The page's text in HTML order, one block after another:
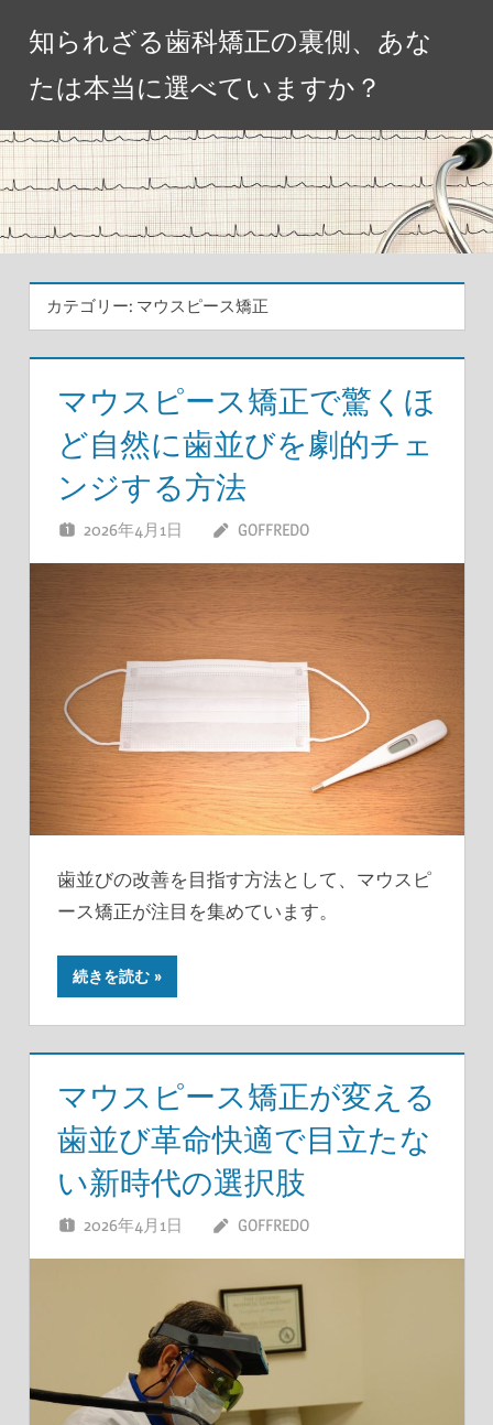
ツ
へ
ス
キ
知られざる歯科矯正の裏側、あな
たは本当に選べていますか？
カテゴリー: マウスピース矯正
マウスピース矯正で驚くほ
ど自然に歯並びを劇的チェ
ンジする方法
2026年4月1日 GOFFREDO
歯並びの改善を目指す方法として、マウスピ
ース矯正が注目を集めています。
続きを読む
マウスピース矯正が変える
歯並び革命快適で目立たな
い新時代の選択肢
2026年4月1日 GOFFREDO